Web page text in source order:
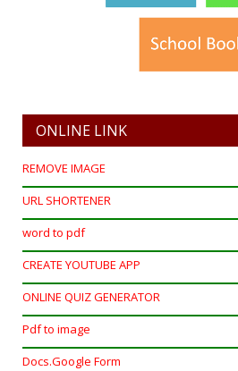
ONLINE LINK
REMOVE IMAGE
URL SHORTENER
word to pdf
CREATE YOUTUBE APP
ONLINE QUIZ GENERATOR
Pdf to image
Docs.Google Form